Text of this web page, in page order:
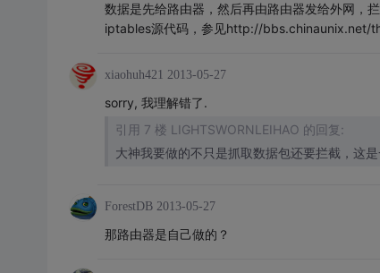
数据是先给路由器，然后再由路由器发给外网，
iptables源代码，参见http://bbs.chinaunix.net/
xiaohuh421 2013-05-27
sorry, 我理解错了.
引用 7 楼 LIGHTSWORNLEIHAO 的回复:
大神我要做的不只是抓取数据包还要拦截，这
ForestDB 2013-05-27
那路由器是自己做的？